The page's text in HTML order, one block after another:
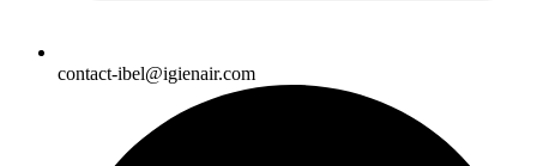
contact-ibel@igienair.com